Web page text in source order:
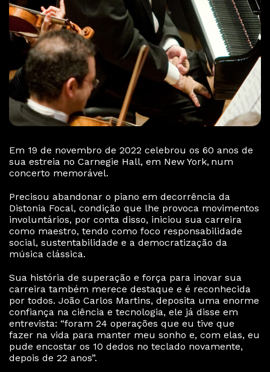
Em 19 de novembro de 2022 celebrou os 60 anos de
sua estreia no Carnegie Hall, em New York, num
concerto memorável.
Precisou abandonar o piano em decorrência da
Distonia Focal, condição que lhe provoca movimentos
involuntários, por conta disso, iniciou sua carreira
como maestro, tendo como foco responsabilidade
social, sustentabilidade e a democratização da
música clássica.
Sua história de superação e força para inovar sua
carreira também merece destaque e é reconhecida
por todos. João Carlos Martins, deposita uma enorme
confiança na ciência e tecnologia, ele já disse em
entrevista: “foram 24 operações que eu tive que
fazer na vida para manter meu sonho e, com elas, eu
pude encostar os 10 dedos no teclado novamente,
depois de 22 anos”.